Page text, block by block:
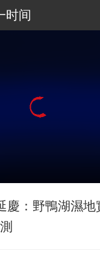
时间
慶：野鴨湖濕地